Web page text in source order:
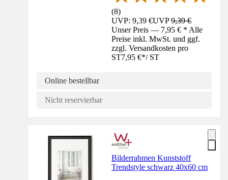
(8)
UVP: 9,39 €UVP9,39 €
Unser Preis — 7,95 € * Alle
Preise inkl. MwSt. und ggf.
zzgl. Versandkosten pro
ST7,95 €*/ ST
Online bestellbar
Nicht reservierbar
Bilderrahmen Kunststoff
Trendstyle schwarz 40x60 cm